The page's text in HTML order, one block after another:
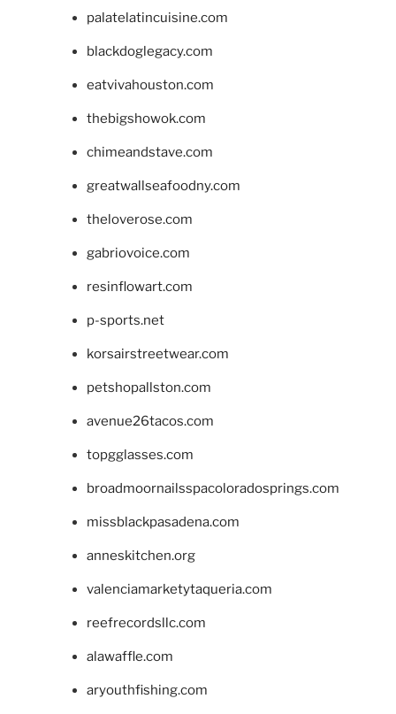
palatelatincuisine.com
blackdoglegacy.com
eatvivahouston.com
thebigshowok.com
chimeandstave.com
greatwallseafoodny.com
theloverose.com
gabriovoice.com
resinflowart.com
p-sports.net
korsairstreetwear.com
petshopallston.com
avenue26tacos.com
topgglasses.com
broadmoornailsspacoloradosprings.com
missblackpasadena.com
anneskitchen.org
valenciamarketytaqueria.com
reefrecordsllc.com
alawaffle.com
aryouthfishing.com